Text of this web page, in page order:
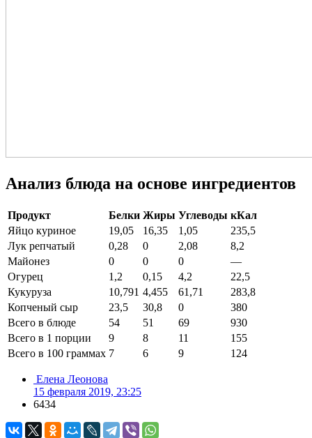
Анализ блюда на основе ингредиентов
Продукт Белки Жиры Углеводы кКал
Яйцо куриное
19,05 16,35 1,05
235,5
Лук репчатый
0,28 0 2,08
8,2
Майонез
0 0 0
—
Огурец
1,2 0,15 4,2
22,5
Кукуруза
10,791 4,455 61,71
283,8
Копченый сыр
23,5 30,8 0
380
Всего в блюде
54 51 69
930
Всего в 1 порции
9 8 11
155
Всего в 100 граммах 7 6 9 124
Елена Леонова
15 февраля 2019, 23:25
6434